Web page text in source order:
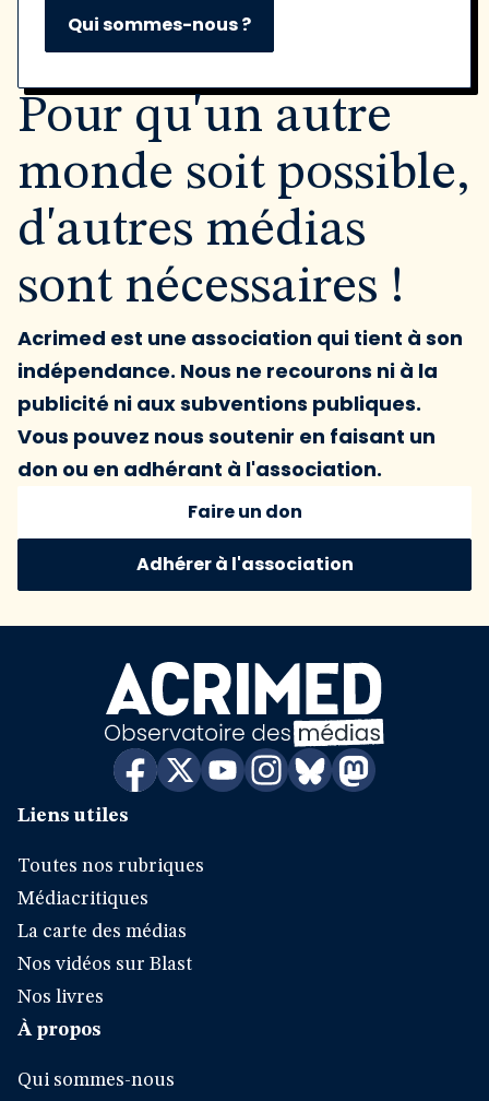
Qui sommes-nous ?
Pour qu'un autre
monde soit possible,
d'autres médias
sont nécessaires !
Acrimed est une association qui tient à son
indépendance. Nous ne recourons ni à la
publicité ni aux subventions publiques.
Vous pouvez nous soutenir en faisant un
don ou en adhérant à l'association.
Faire un don
Adhérer à l'association
Liens utiles
Toutes nos rubriques
Médiacritiques
La carte des médias
Nos vidéos sur Blast
Nos livres
À propos
Qui sommes-nous